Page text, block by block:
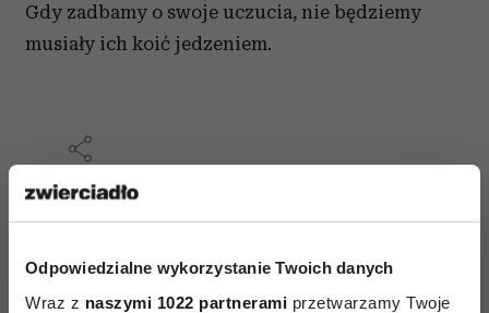
Odpowiedzialne wykorzystanie Twoich danych
Wraz z naszymi 1022 partnerami przetwarzamy Twoje
Gdy zadbamy o swoje uczucia, nie będziemy
musiały ich koić jedzeniem.